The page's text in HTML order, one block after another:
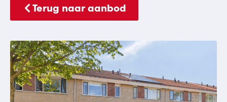
Terug naar aanbod